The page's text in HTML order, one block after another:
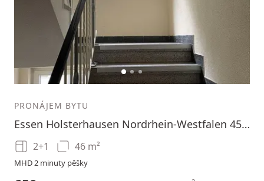
12 3
PRONÁJEM BYTU
Essen Holsterhausen Nordrhein-Westfalen 45147
2+1 46 m²
MHD 2 minuty pěšky